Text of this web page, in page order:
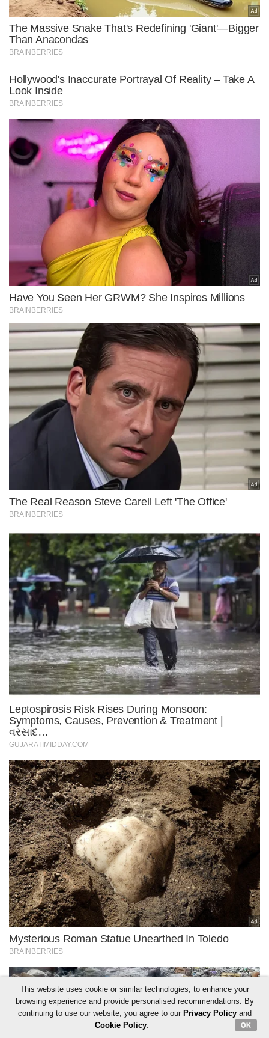
This website uses cookie or similar technologies, to enhance your
browsing experience and provide personalised recommendations. By
continuing to use our website, you agree to our Privacy Policyand
Cookie Policy. OK